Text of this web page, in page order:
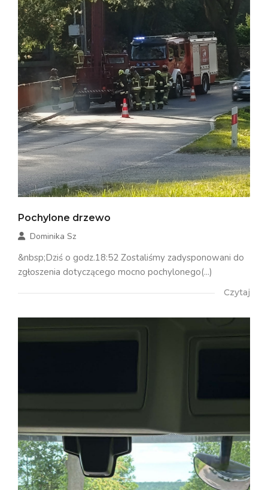
Pochylone drzewo
Dominika Sz
&nbsp;Dziś o godz.18:52 Zostaliśmy zadysponowani do
zgłoszenia dotyczącego mocno pochylonego(...)
Czytaj